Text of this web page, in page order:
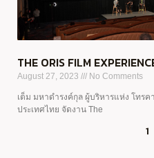
THE ORIS FILM
August 27, 2023 No Comments
เต็ม มหาดำรงค์กุล ผู้บริหารแห่ง โทร
ประเทศไทย จัดงาน The
1